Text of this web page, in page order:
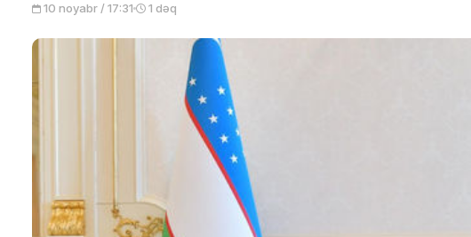
10 noyabr / 17:31 1 dəq